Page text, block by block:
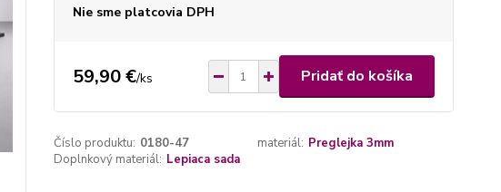
Nie sme platcovia DPH
59,90 €/ks Pridať do košíka
Číslo produktu: 0180-47 materiál: Preglejka 3mm
Doplnkový materiál: Lepiaca sada